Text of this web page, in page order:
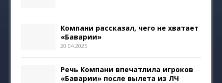
Компани рассказал, чего не хватает
«Баварии»
20.04.2025
Речь Компани впечатлила игроков
«Баварии» после вылета из ЛЧ